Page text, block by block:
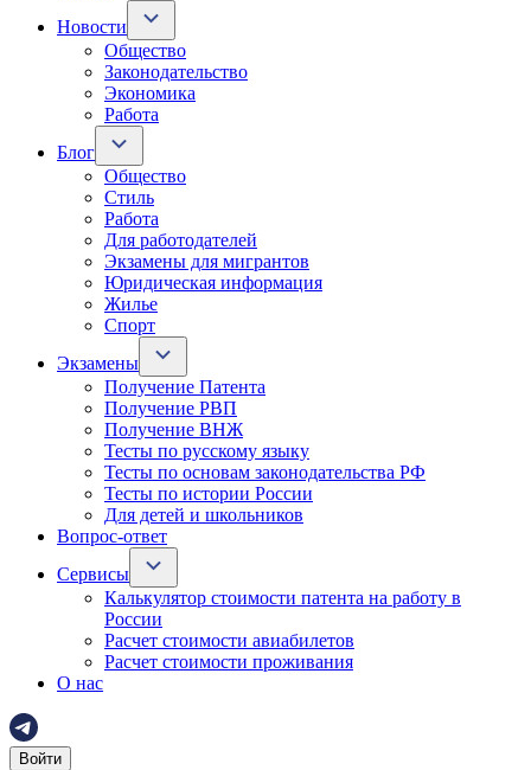
Новости
Общество
Законодательство
Экономика
Работа
Блог
Общество
Стиль
Работа
Для работодателей
Экзамены для мигрантов
Юридическая информация
Жилье
Спорт
Экзамены
Получение Патента
Получение РВП
Получение ВНЖ
Тесты по русскому языку
Тесты по основам законодательства РФ
Тесты по истории России
Для детей и школьников
Вопрос-ответ
Сервисы
Калькулятор стоимости патента на работу в
России
Расчет стоимости авиабилетов
Расчет стоимости проживания
О нас
Войти